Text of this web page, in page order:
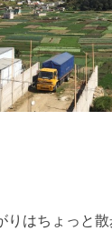
りはちょっと